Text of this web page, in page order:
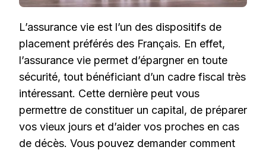
L’assurance vie est l’un des dispositifs de
placement préférés des Français. En effet,
l’assurance vie permet d’épargner en toute
sécurité, tout bénéficiant d’un cadre fiscal très
intéressant. Cette dernière peut vous
permettre de constituer un capital, de préparer
vos vieux jours et d’aider vos proches en cas
de décès. Vous pouvez demander comment